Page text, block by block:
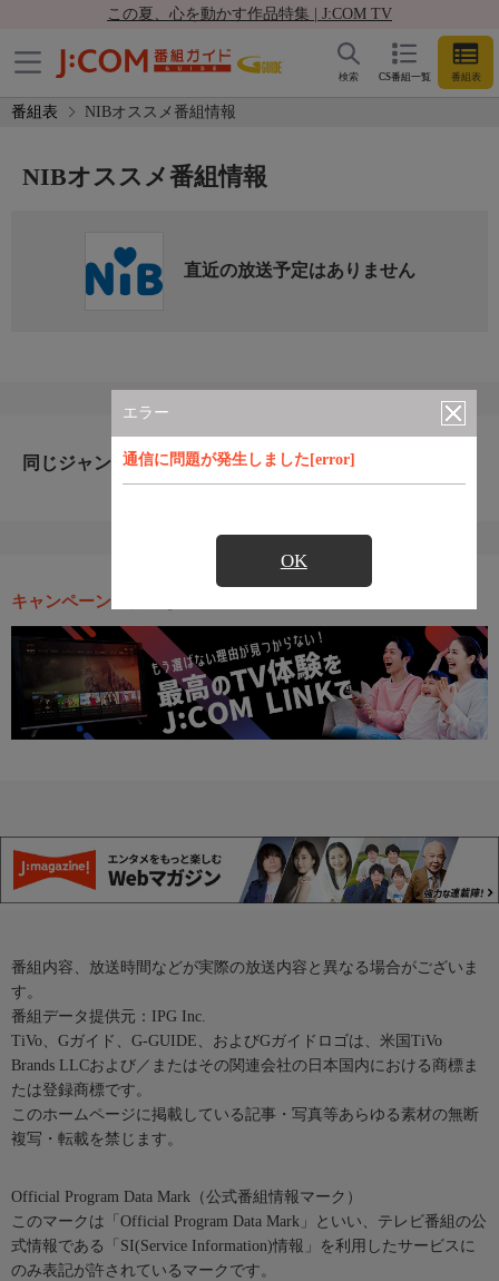
この夏、心を動かす作品特集 | J:COM TV
CS番組一覧 番組表
検索
番組表 NIBオススメ番組情報
エラー
通信に問題が発生しました[error]
OK
NIBオススメ番組情報
直近の放送予定はありません
同じジャンルのおすすめ番組
キャンペーン・お得な情報
番組内容、放送時間などが実際の放送内容と異なる場合がございま
す。
番組データ提供元：IPG Inc.
TiVo、Gガイド、G-GUIDE、およびGガイドロゴは、米国TiVo
Brands LLCおよび／またはその関連会社の日本国内における商標ま
たは登録商標です。
このホームページに掲載している記事・写真等あらゆる素材の無断
複写・転載を禁じます。
Official Program Data Mark（公式番組情報マーク）
このマークは「Official Program Data Mark」といい、テレビ番組の公
式情報である「SI(Service Information)情報」を利用したサービスに
のみ表記が許されているマークです。